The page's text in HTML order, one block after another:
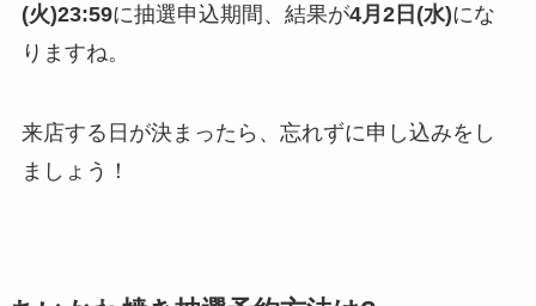
(火)23:59に抽選申込期間、結果が4月2日(水)にな
りますね。
来店する日が決まったら、忘れずに申し込みをし
ましょう！